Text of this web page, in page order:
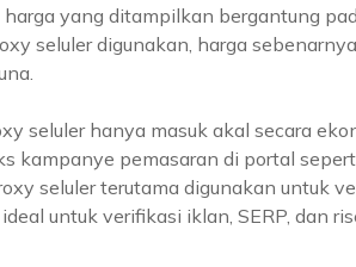
yang ditampilkan bergantung
seluler digunakan, harga
seluler hanya masuk akal secara
kampanye pemasaran di portal
seluler terutama digunakan untuk
untuk verifikasi iklan, SERP, dan